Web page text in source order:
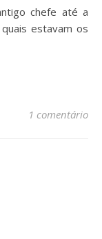
chefe até a
estavam os
1 comentário